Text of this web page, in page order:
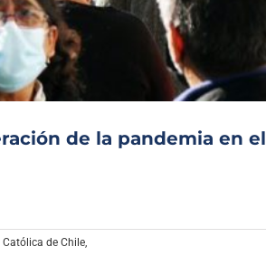
de la pandemia en el
de Chile,